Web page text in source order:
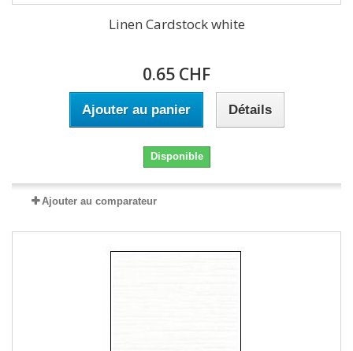
Linen Cardstock white
0.65 CHF
Ajouter au panier Détails
Disponible
Ajouter au comparateur